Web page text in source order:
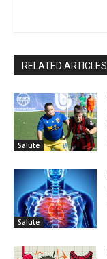
RELATED ARTICLES
Salute
Salute